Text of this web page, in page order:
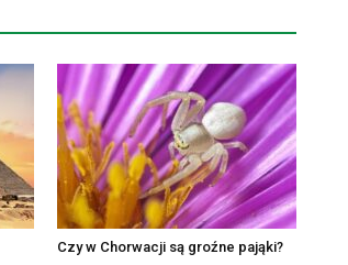
Czy w Chorwacji są groźne pająki?